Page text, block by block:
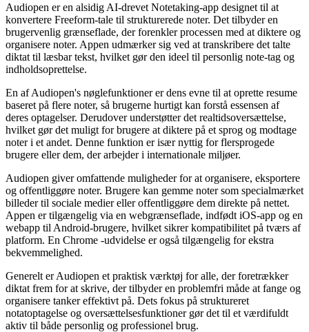
Audiopen er en alsidig AI-drevet Notetaking-app designet til at
konvertere Freeform-tale til strukturerede noter. Det tilbyder en
brugervenlig grænseflade, der forenkler processen med at diktere og
organisere noter. Appen udmærker sig ved at transkribere det talte
diktat til læsbar tekst, hvilket gør den ideel til personlig note-tag og
indholdsoprettelse.
En af Audiopen's nøglefunktioner er dens evne til at oprette resume
baseret på flere noter, så brugerne hurtigt kan forstå essensen af ​​
deres optagelser. Derudover understøtter det realtidsoversættelse,
hvilket gør det muligt for brugere at diktere på et sprog og modtage
noter i et andet. Denne funktion er især nyttig for flersprogede
brugere eller dem, der arbejder i internationale miljøer.
Audiopen giver omfattende muligheder for at organisere, eksportere
og offentliggøre noter. Brugere kan gemme noter som specialmærket
billeder til sociale medier eller offentliggøre dem direkte på nettet.
Appen er tilgængelig via en webgrænseflade, indfødt iOS-app og en
webapp til Android-brugere, hvilket sikrer kompatibilitet på tværs af
platform. En Chrome -udvidelse er også tilgængelig for ekstra
bekvemmelighed.
Generelt er Audiopen et praktisk værktøj for alle, der foretrækker
diktat frem for at skrive, der tilbyder en problemfri måde at fange og
organisere tanker effektivt på. Dets fokus på struktureret
notatoptagelse og oversættelsesfunktioner gør det til et værdifuldt
aktiv til både personlig og professionel brug.